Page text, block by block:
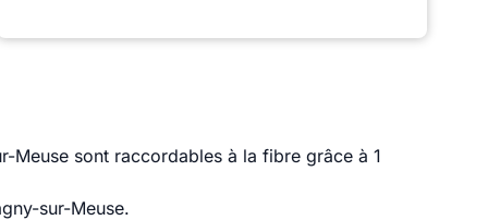
Meuse sont raccordables à la fibre grâce à 1
sur-Meuse.